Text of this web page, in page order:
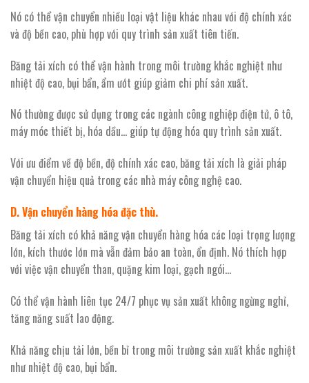
Nó có thể vận chuyển nhiều loại vật liệu khác nhau với độ chính xác
và độ bền cao, phù hợp với quy trình sản xuất tiên tiến.
Băng tải xích có thể vận hành trong môi trường khắc nghiệt như
nhiệt độ cao, bụi bẩn, ẩm ướt giúp giảm chi phí sản xuất.
Nó thường được sử dụng trong các ngành công nghiệp điện tử, ô tô,
máy móc thiết bị, hóa dầu… giúp tự động hóa quy trình sản xuất.
Với ưu điểm về độ bền, độ chính xác cao, băng tải xích là giải pháp
vận chuyển hiệu quả trong các nhà máy công nghệ cao.
D. Vận chuyển hàng hóa đặc thù.
Băng tải xích có khả năng vận chuyển hàng hóa các loại trọng lượng
lớn, kích thước lớn mà vẫn đảm bảo an toàn, ổn định. Nó thích hợp
với việc vận chuyển than, quặng kim loại, gạch ngói…
Có thể vận hành liên tục 24/7 phục vụ sản xuất không ngừng nghỉ,
tăng năng suất lao động.
Khả năng chịu tải lớn, bền bỉ trong môi trường sản xuất khắc nghiệt
như nhiệt độ cao, bụi bẩn.